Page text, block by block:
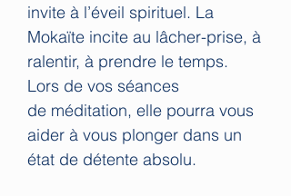
invite à l’éveil spirituel. La
Mokaïte incite au lâcher-prise, à
ralentir, à prendre le temps.
Lors de vos séances
de méditation, elle pourra vous
aider à vous plonger dans un
état de détente absolu.